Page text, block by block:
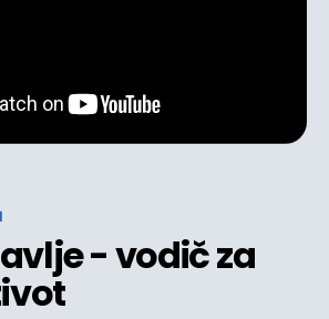
- vodič za